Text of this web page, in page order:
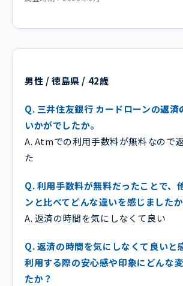
男性 / 徳島県 / 42歳
Q. 三井住友銀行 カードローンの返済
いかがでしたか。
A. Atmでの利用手数料が無料なので
た
Q. 利用手数料が無料だったことで、
ンと比べてどんな違いを感じました
A. 返済の時間を気にしなくて良い
Q. 返済の時間を気にしなくて良いと
利用する際の安心感や印象にどんな
たか？